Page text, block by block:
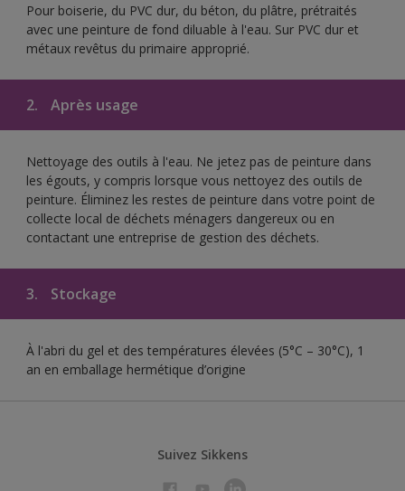
Pour boiserie, du PVC dur, du béton, du plâtre, prétraités
avec une peinture de fond diluable à l'eau. Sur PVC dur et
métaux revêtus du primaire approprié.
2. Après usage
Nettoyage des outils à l'eau. Ne jetez pas de peinture dans
les égouts, y compris lorsque vous nettoyez des outils de
peinture. Éliminez les restes de peinture dans votre point de
collecte local de déchets ménagers dangereux ou en
contactant une entreprise de gestion des déchets.
3. Stockage
À l'abri du gel et des températures élevées (5°C – 30°C), 1
an en emballage hermétique d’origine
Suivez Sikkens